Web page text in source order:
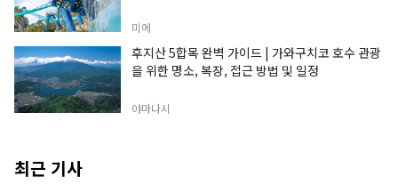
미에
후지산 5합목 완벽 가이드 | 가와구치코 호수 관광
을 위한 명소, 복장, 접근 방법 및 일정
야마나시
최근 기사